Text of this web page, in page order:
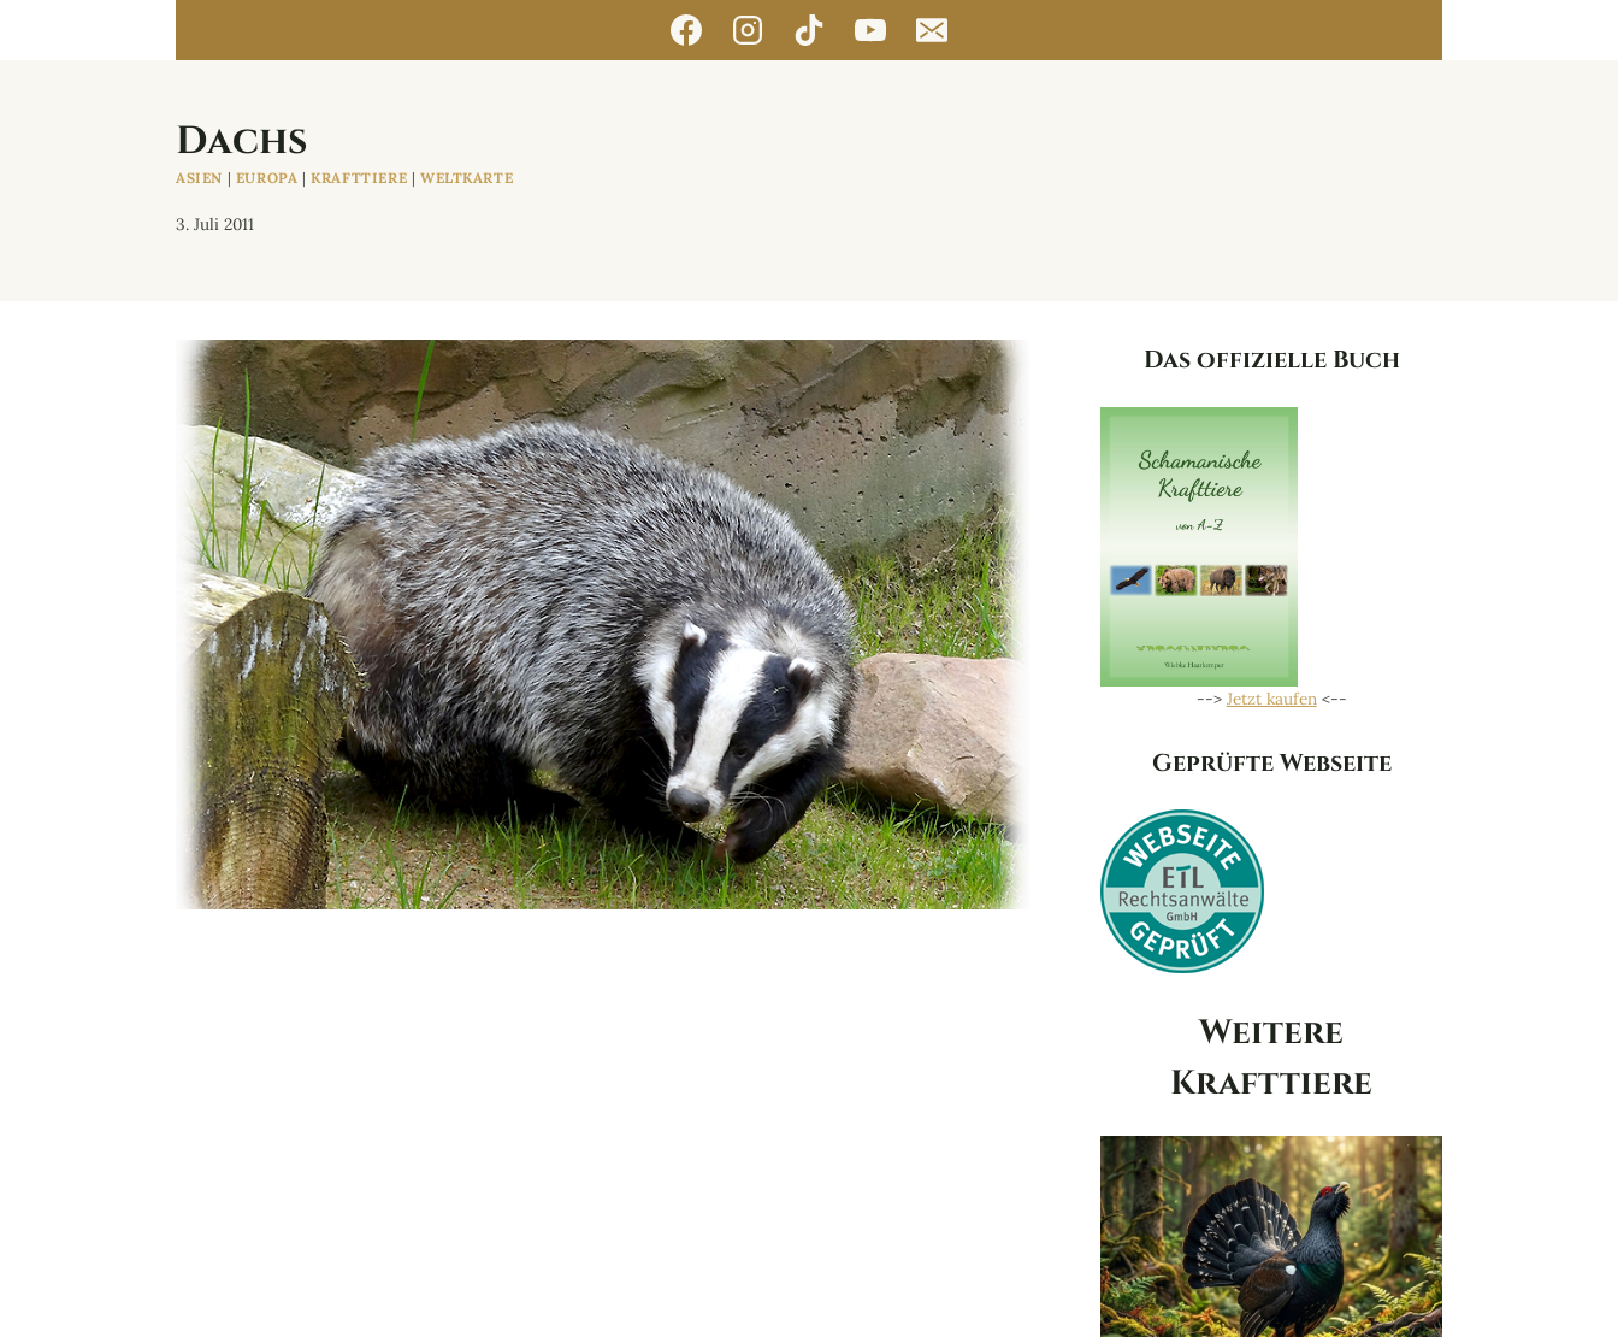
Dachs
ASIEN | EUROPA |KRAFTTIERE | WELTKARTE
3. Juli 2011
Das offizielle Buch
--> Jetzt kaufen<--
Geprüfte Webseite
Weitere
Krafttiere